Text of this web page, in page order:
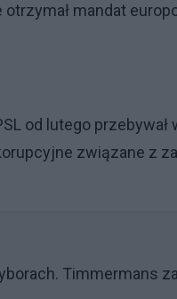
mandat
od lutego przebywał
związane z
Timmermans